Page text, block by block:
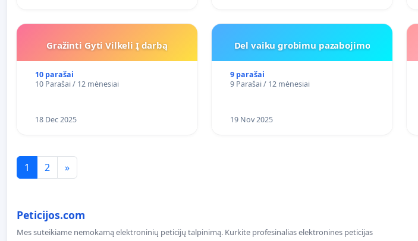
Gražinti Gyti Vilkeli Į darbą
10 parašai
10 Parašai / 12 mėnesiai
18 Dec 2025
Del vaiku grobimu pazabojimo
9 parašai
9 Parašai / 12 mėnesiai
19 Nov 2025
1 2 »
Peticijos.com
Mes suteikiame nemokamą elektroninių peticijų talpinimą. Kurkite profesinalias elektronines peticijas